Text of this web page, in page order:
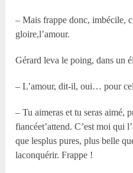
– Mais frappe donc, imbécile,
gloire,l’amour.
Gérard leva le poing, dans un
– L’amour, dit-il, oui… pour
– Tu aimeras et tu seras aimé,
fiancéet’attend. C’est moi qui
que lesplus pures, plus belle
laconquérir. Frappe !